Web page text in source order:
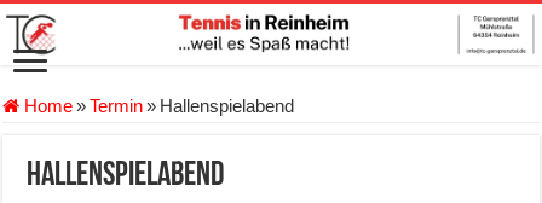
Home»Termin» Hallenspielabend
Hallenspielabend